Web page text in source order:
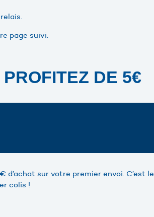
page suivi.
DE 5€
sur votre premier envoi. C’est le
colis !